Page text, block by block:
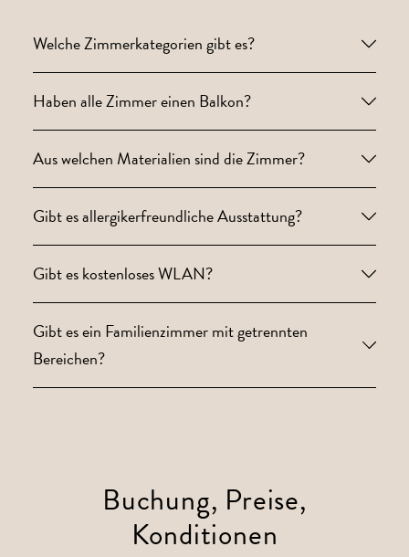
Welche Zimmerkategorien gibt es?
Haben alle Zimmer einen Balkon?
Aus welchen Materialien sind die Zimmer?
Gibt es allergikerfreundliche Ausstattung?
Gibt es kostenloses WLAN?
Gibt es ein Familienzimmer mit getrennten
Bereichen?
Buchung, Preise,
Konditionen